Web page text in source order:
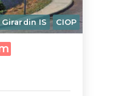
Girardin IS CIOP